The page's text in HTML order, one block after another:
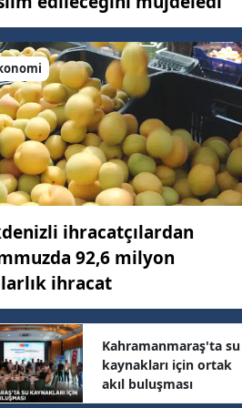
km/h
km/h
km/h
km/h
ihracatçılardan
92,6 milyon
ihracat
Kahramanmaraş'ta su
kaynakları için ortak
akıl buluşması